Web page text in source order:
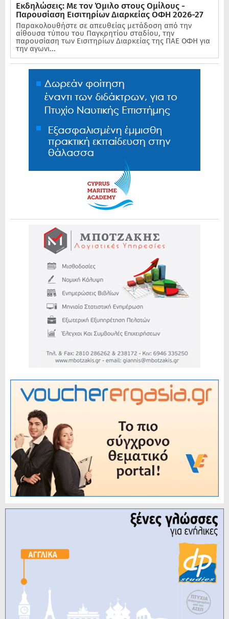
Εκδηλώσεις: Με τον Όμιλο στους Ομίλους -
Παρουσίαση Εισιτηρίων Διαρκείας ΟΦΗ 2026-27
Παρακολουθήστε σε απευθείας μετάδοση από την
αίθουσα τύπου του Παγκρητίου σταδίου, την
παρουσίαση των Εισιτηρίων Διαρκείας της ΠΑΕ ΟΦΗ για
την αγωνι...